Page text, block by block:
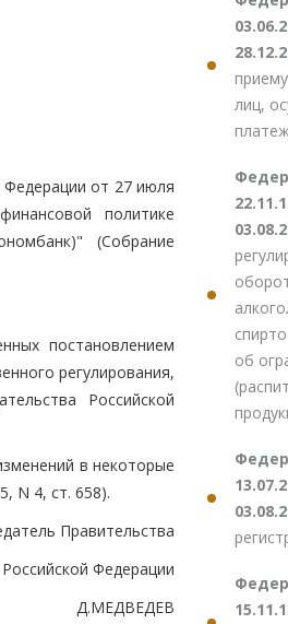
Федерации от 27 июля
политике
(Собрание
постановлением
регулирования,
Российской
в некоторые
N 4, ст. 658).
Правительства
Российской Федерации
Д.МЕДВЕДЕВ
лиц,
об